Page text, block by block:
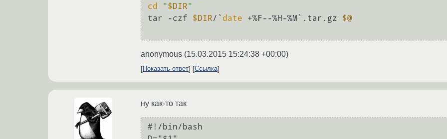
cd
"$DIR"
tar -czf $DIR/` date +%F--%H-%M`.tar.gz $@
anonymous (15.03.2015 15:24:38 +00:00)
Показать ответ Ссылка
ну как-то так
#!/bin/bash